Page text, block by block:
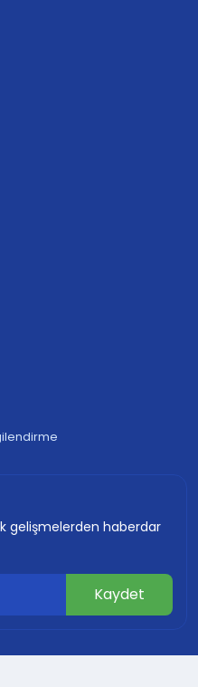
gelişmelerden haberdar